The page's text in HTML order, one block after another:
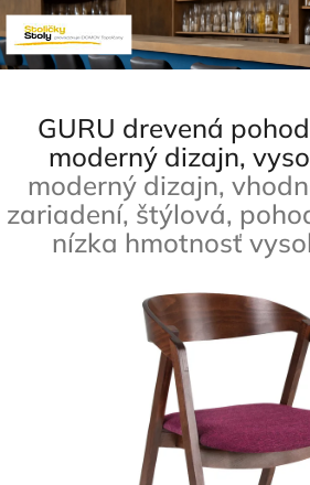
Prejsť
na
obsah
GURU drevená
moderný dizajn,
moderný dizajn,
zariadení, štýlová,
nízka hmotnosť